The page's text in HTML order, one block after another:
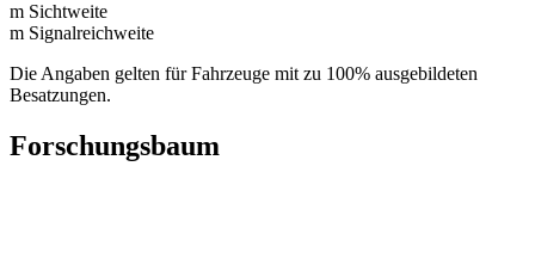
m Sichtweite
m Signalreichweite
Die Angaben gelten für Fahrzeuge mit zu 100% ausgebildeten
Besatzungen.
Forschungsbaum